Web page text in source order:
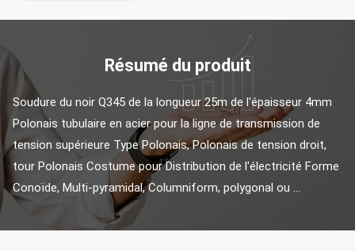
Résumé du produit
Soudure du noir Q345 de la longueur 25m de l'épaisseur 4mm
Polonais tubulaire en acier pour la ligne de transmission de
tension supérieure Type Polonais, Polonais de tension droit,
tour Polonais Costume pour Distribution de l'électricité Forme
Conoïde, Multi-pyramidal, Columniform, polygonal ou ...